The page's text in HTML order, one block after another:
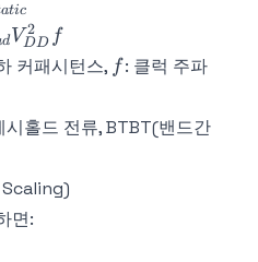
atic
dVDD
2 f
커패시턴스, ff: 클럭 주파
시홀드 전류, BTBT(밴드간
면: